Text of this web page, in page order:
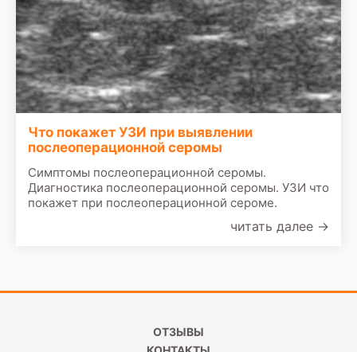
Что покажет УЗИ при выявлении
послеоперационной серомы
Симптомы послеоперационной серомы.
Диагностика послеоперационной серомы. УЗИ что
покажет при послеоперационной сероме.
читать далее →
ОТЗЫВЫ